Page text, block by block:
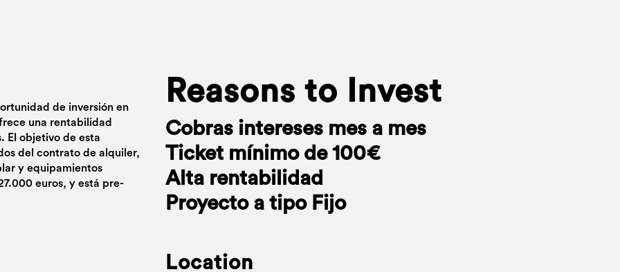
de inversión en
una rentabilidad
El objetivo de esta
del contrato de alquiler,
y equipamientos
euros, y está pre-
Reasons to Invest
Cobras intereses mes a mes
Ticket mínimo de 100€
Alta rentabilidad
Proyecto a tipo Fijo
Location